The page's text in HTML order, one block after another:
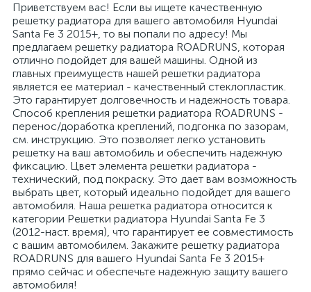
Приветствуем вас! Если вы ищете качественную
решетку радиатора для вашего автомобиля Hyundai
Santa Fe 3 2015+, то вы попали по адресу! Мы
предлагаем решетку радиатора ROADRUNS, которая
отлично подойдет для вашей машины. Одной из
главных преимуществ нашей решетки радиатора
является ее материал - качественный стеклопластик.
Это гарантирует долговечность и надежность товара.
Способ крепления решетки радиатора ROADRUNS -
перенос/доработка креплений, подгонка по зазорам,
см. инструкцию. Это позволяет легко установить
решетку на ваш автомобиль и обеспечить надежную
фиксацию. Цвет элемента решетки радиатора -
технический, под покраску. Это дает вам возможность
выбрать цвет, который идеально подойдет для вашего
автомобиля. Наша решетка радиатора относится к
категории Решетки радиатора Hyundai Santa Fe 3
(2012-наст. время), что гарантирует ее совместимость
с вашим автомобилем. Закажите решетку радиатора
ROADRUNS для вашего Hyundai Santa Fe 3 2015+
прямо сейчас и обеспечьте надежную защиту вашего
автомобиля!